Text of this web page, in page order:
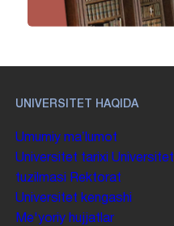
UNIVERSITET HAQIDA
Umumiy maʼlumot
Universitet tarixi Universitet
tuzilmasi
Rektorat
Universitet kengashi
Me'yoriy hujjatlar